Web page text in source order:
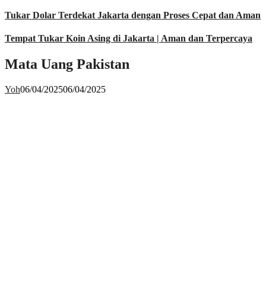
Tukar Dolar Terdekat Jakarta dengan Proses Cepat dan Aman
Tempat Tukar Koin Asing di Jakarta | Aman dan Terpercaya
Mata Uang Pakistan
Yoh06/04/202506/04/2025